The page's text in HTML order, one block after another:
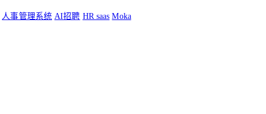
人事管理系统 AI招聘 HR saas Moka